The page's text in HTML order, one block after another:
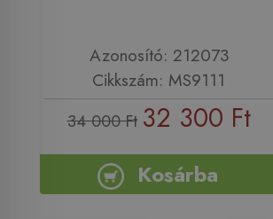
Azonosító: 212073
Cikkszám: MS9111
34 000 Ft 32 300 Ft
Kosárba